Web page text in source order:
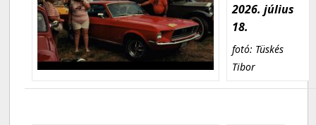
2026. július
18.
fotó: Tüskés
Tibor